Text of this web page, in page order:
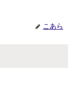
こあら